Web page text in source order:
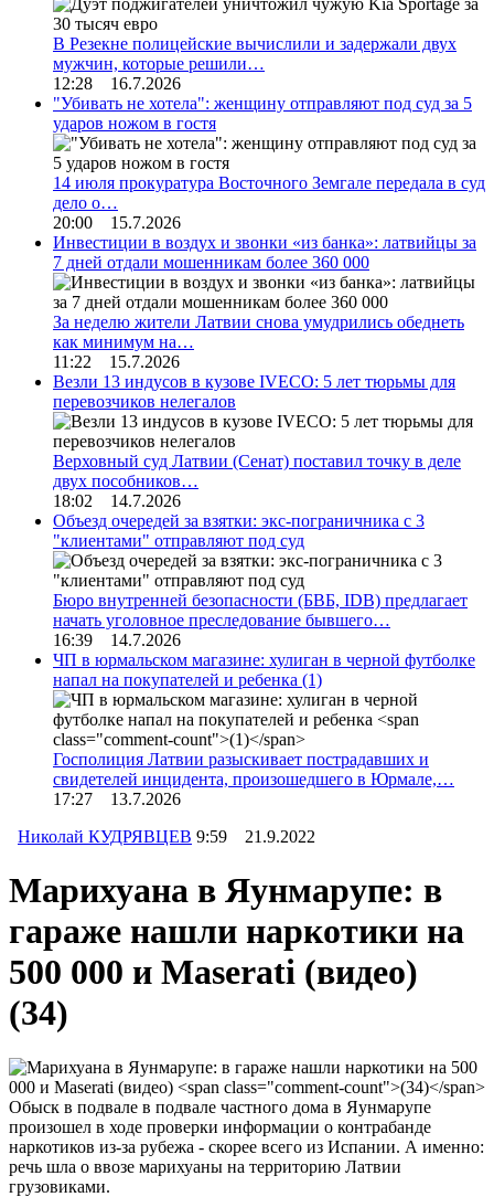
В Резекне полицейские вычислили и задержали двух
мужчин, которые решили…
12:28 16.7.2026
"Убивать не хотела": женщину отправляют под суд за 5
ударов ножом в гостя
14 июля прокуратура Восточного Земгале передала в суд
дело о…
20:00 15.7.2026
Инвестиции в воздух и звонки «из банка»: латвийцы за
7 дней отдали мошенникам более 360 000
За неделю жители Латвии снова умудрились обеднеть
как минимум на…
11:22 15.7.2026
Везли 13 индусов в кузове IVECO: 5 лет тюрьмы для
перевозчиков нелегалов
Верховный суд Латвии (Сенат) поставил точку в деле
двух пособников…
18:02 14.7.2026
Объезд очередей за взятки: экс-пограничника с 3
"клиентами" отправляют под суд
Бюро внутренней безопасности (БВБ, IDB) предлагает
начать уголовное преследование бывшего…
16:39 14.7.2026
ЧП в юрмальском магазине: хулиган в черной футболке
напал на покупателей и ребенка (1)
Госполиция Латвии разыскивает пострадавших и
свидетелей инцидента, произошедшего в Юрмале,…
17:27 13.7.2026
Николай КУДРЯВЦЕВ 9:59 21.9.2022
Марихуана в Яунмарупе: в
гараже нашли наркотики на
500 000 и Maserati (видео)
(34)
Обыск в подвале в подвале частного дома в Яунмарупе
произошел в ходе проверки информации о контрабанде
наркотиков из-за рубежа - скорее всего из Испании. А именно:
речь шла о ввозе марихуаны на территорию Латвии
грузовиками.